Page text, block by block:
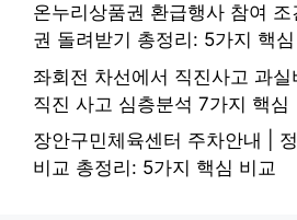
온누리상품권 환급행사 참여
권 돌려받기 총정리: 5가지 핵심
좌회전 차선에서 직진사고 과
직진 사고 심층분석 7가지 핵심
장안구민체육센터 주차안내 |
비교 총정리: 5가지 핵심 비교